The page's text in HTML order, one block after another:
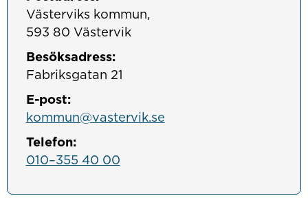
Västerviks kommun,
593 80 Västervik
Besöksadress:
Fabriksgatan 21
E-post:
kommun@vastervik.se
Telefon:
010–355 40 00